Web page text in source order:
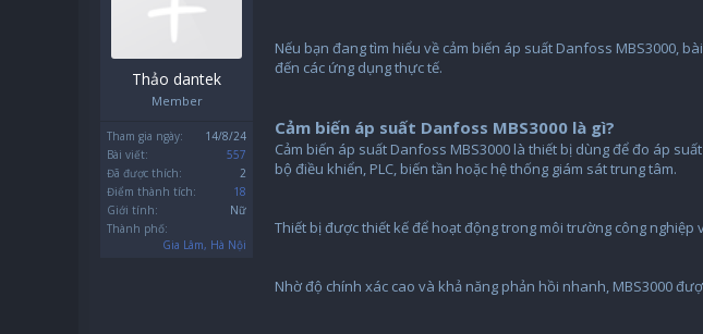
Thảo dantek
Member
Tham gia ngày:
14/8/24
Bài viết:
557
Đã được thích:
2
Điểm thành tích:
18
Giới tính:
Nữ
Thành phố:
Gia Lâm, Hà Nội
Nếu bạn đang tìm hiểu về cảm biến áp suất Danfoss MBS3000,
đến các ứng dụng thực tế.
Cảm biến áp suất Danfoss MBS3000 là gì?
Cảm biến áp suất Danfoss MBS3000 là thiết bị dùng để đo áp
bộ điều khiển, PLC, biến tần hoặc hệ thống giám sát trung tâm.
Thiết bị được thiết kế để hoạt động trong môi trường công
Nhờ độ chính xác cao và khả năng phản hồi nhanh, MBS3000